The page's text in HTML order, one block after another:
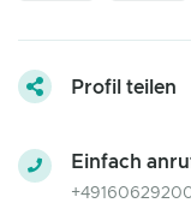
Profil teilen
Einfach